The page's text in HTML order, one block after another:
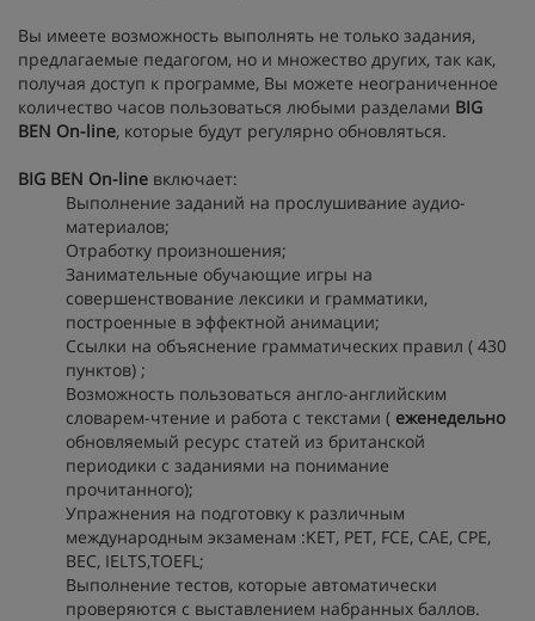
Вы имеете возможность выполнять не только задания,
предлагаемые педагогом, но и множество других, так как,
получая доступ к программе, Вы можете неограниченное
количество часов пользоваться любыми разделами BIG
BEN On-line, которые будут регулярно обновляться.
BIG BEN On-line включает:
Выполнение заданий на прослушивание аудио-
материалов;
Отработку произношения;
Занимательные обучающие игры на
совершенствование лексики и грамматики,
построенные в эффектной анимации;
Ссылки на объяснение грамматических правил ( 430
пунктов) ;
Возможность пользоваться англо-английским
словарем-чтение и работа с текстами ( еженедельно
обновляемый ресурс статей из британской
периодики с заданиями на понимание
прочитанного);
Упражнения на подготовку к различным
международным экзаменам :KET, PET, FCE, CAE, CPE,
BEC, IELTS,TOEFL;
Выполнение тестов, которые автоматически
проверяются с выставлением набранных баллов.